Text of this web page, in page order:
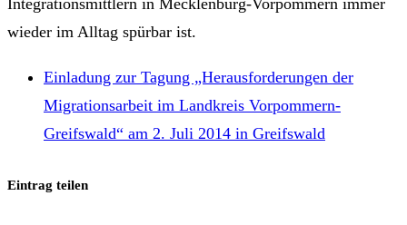
Integrationsmittlern in Mecklenburg-Vorpommern immer
wieder im Alltag spürbar ist.
Einladung zur Tagung „Herausforderungen der
Migrationsarbeit im Landkreis Vorpommern-
Greifswald“ am 2. Juli 2014 in Greifswald
Eintrag teilen